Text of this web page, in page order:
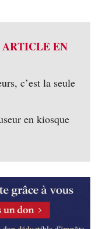
EN
c’est la seule
en kiosque